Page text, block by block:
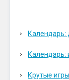
Календарь:
Календарь:
Крутые